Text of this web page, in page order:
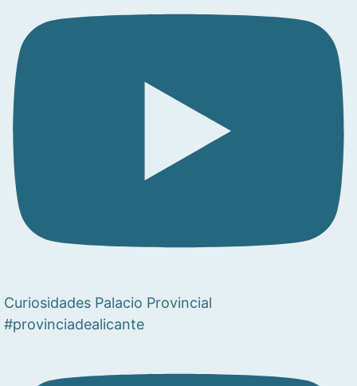
Curiosidades Palacio Provincial
#provinciadealicante